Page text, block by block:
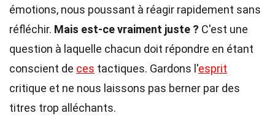
émotions, nous poussant à réagir rapidement sans
réfléchir. Mais est-ce vraiment juste ? C'est une
question à laquelle chacun doit répondre en étant
conscient de ces tactiques. Gardons l'esprit
critique et ne nous laissons pas berner par des
titres trop alléchants.